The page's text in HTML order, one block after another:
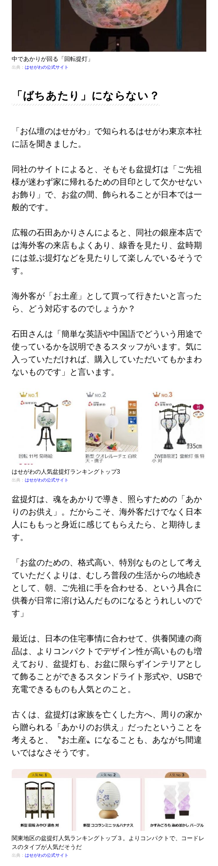
中であかりが回る「回転提灯」
出典： はせがわの公式サイト
「ばちあたり」にならない？
「お仏壇のはせがわ」で知られるはせがわ東京本社
に話を聞きました。
同社のサイトによると、そもそも盆提灯は「ご先祖
様が迷わず家に帰れるための目印として欠かせない
お飾り」で、お盆の間、飾られることが日本では一
般的です。
広報の石田あかりさんによると、同社の銀座本店で
は海外客の来店もよくあり、線香を見たり、盆時期
には並ぶ提灯などを見たりして楽しんでいるそうで
す。
海外客が「お土産」として買って行きたいと言った
ら、どう対応するのでしょうか？
石田さんは「簡単な英語や中国語でどういう用途で
使っているかを説明できるスタッフがいます。気に
入っていただければ、購入していただいてもかまわ
ないものです」と言います。
はせがわの人気盆提灯ランキングトップ3
出典： はせがわの公式サイト
盆提灯は、魂をあかりで導き、照らすための「あか
りのお供え」。だからこそ、海外客だけでなく日本
人にももっと身近に感じてもらえたら、と期待しま
す。
「お盆のための、格式高い、特別なものとして考え
ていただくよりは、むしろ普段の生活からの地続き
として、朝、ご先祖に手を合わせる、という具合に
供養が日常に溶け込んだものになるとうれしいので
す」
最近は、日本の住宅事情に合わせて、供養関連の商
品は、よりコンパクトでデザイン性が高いものも増
えており、盆提灯も、お盆に限らずインテリアとし
て飾ることができるスタンドライト形式や、USBで
充電できるものも人気とのこと。
古くは、盆提灯は家族を亡くした方へ、周りの家か
ら贈られる「あかりのお供え」だったということを
考えると、〝お土産〟になることも、あながち間違
いではなさそうです。
関東地区の盆提灯人気ランキングトップ３。よりコンパクトで、コードレ
スのタイプが人気だそうだ
出典： はせがわの公式サイト